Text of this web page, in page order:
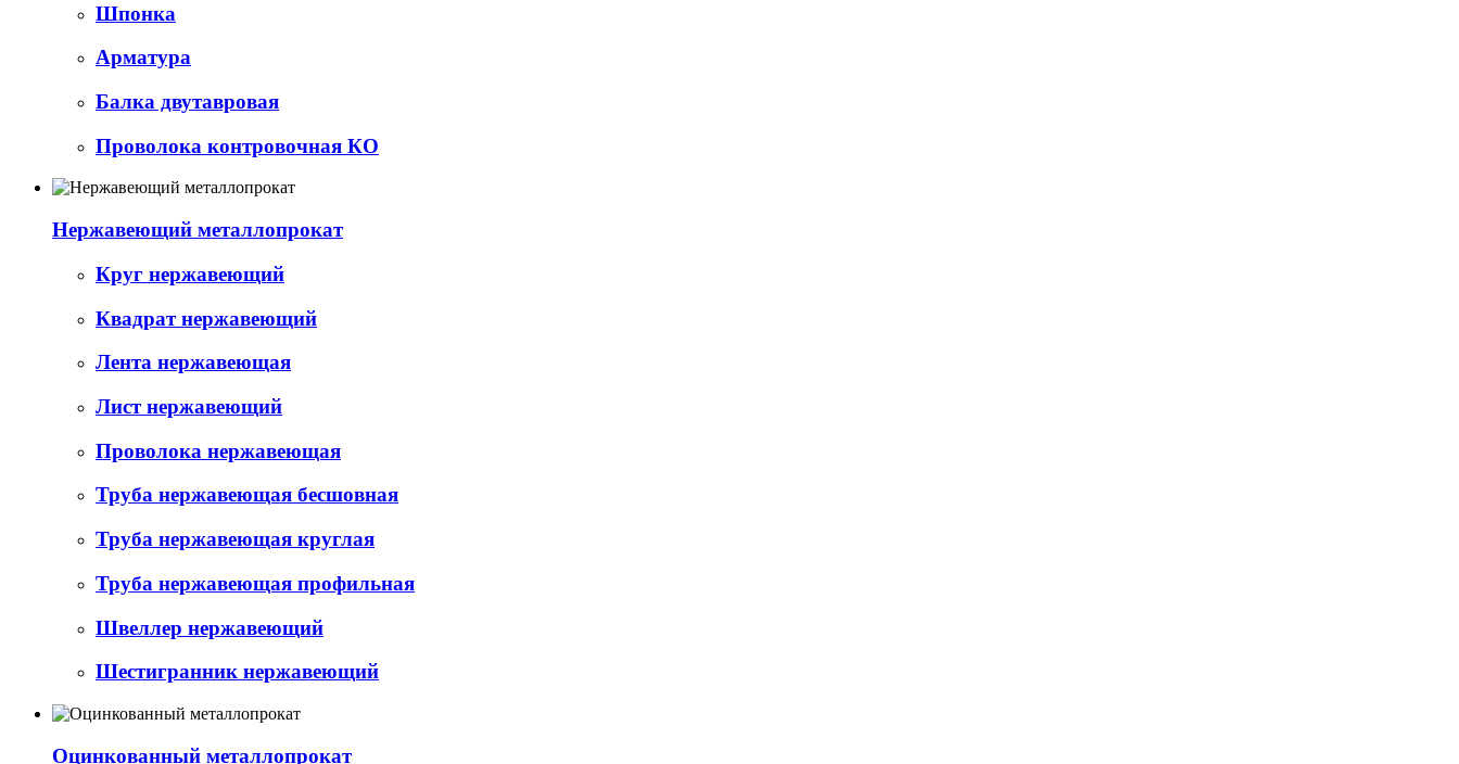
Шпонка
Арматура
Балка двутавровая
Проволока контровочная КО
Нержавеющий металлопрокат
Круг нержавеющий
Квадрат нержавеющий
Лента нержавеющая
Лист нержавеющий
Проволока нержавеющая
Труба нержавеющая бесшовная
Труба нержавеющая круглая
Труба нержавеющая профильная
Швеллер нержавеющий
Шестигранник нержавеющий
Оцинкованный металлопрокат